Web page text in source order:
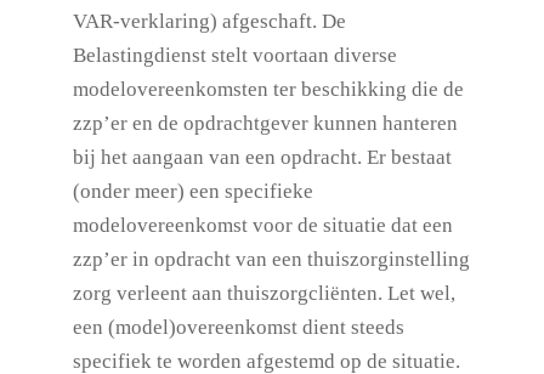
VAR-verklaring) afgeschaft. De
Belastingdienst stelt voortaan diverse
modelovereenkomsten ter beschikking die de
zzp’er en de opdrachtgever kunnen hanteren
bij het aangaan van een opdracht. Er bestaat
(onder meer) een specifieke
modelovereenkomst voor de situatie dat een
zzp’er in opdracht van een thuiszorginstelling
zorg verleent aan thuiszorgcliënten. Let wel,
een (model)overeenkomst dient steeds
specifiek te worden afgestemd op de situatie.